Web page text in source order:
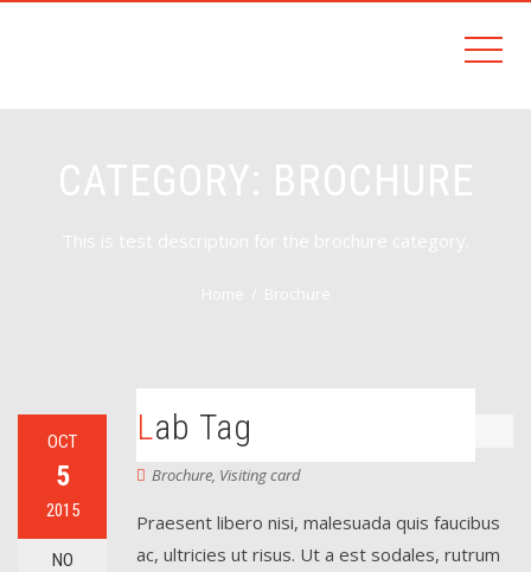
OCT
5
2015
NO
Lab Tag
Brochure, Visiting card
Praesent libero nisi, malesuada quis faucibus
ac, ultricies ut risus. Ut a est sodales, rutrum